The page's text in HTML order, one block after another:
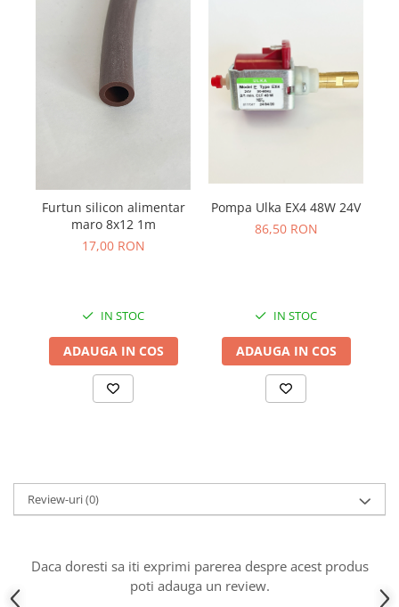
Furtun silicon alimentar
maro 8x12 1m
17,00 RON
IN STOC
ADAUGA IN COS
Pompa Ulka EX4 48W 24V
86,50 RON
IN STOC
ADAUGA IN COS
Review-uri(0)
Daca doresti sa iti exprimi parerea despre acest produs
poti adauga un review.